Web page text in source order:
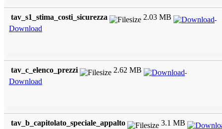
tav_s1_stima_costi_sicurezza
2.03 MB
Download
tav_c_elenco_prezzi
2.62 MB
Download
tav_b_capitolato_speciale_appalto
3.1 MB